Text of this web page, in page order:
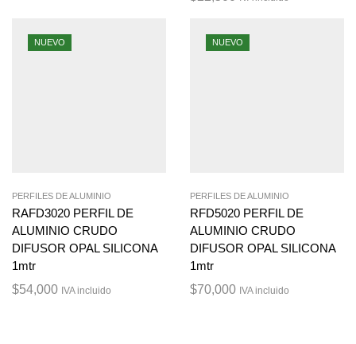
NUEVO
PERFILES DE ALUMINIO
RAFD3020 PERFIL DE
ALUMINIO CRUDO
DIFUSOR OPAL SILICONA
1mtr
$54,000 IVA incluido
NUEVO
PERFILES DE ALUMINIO
RFD5020 PERFIL DE
ALUMINIO CRUDO
DIFUSOR OPAL SILICONA
1mtr
$70,000 IVA incluido